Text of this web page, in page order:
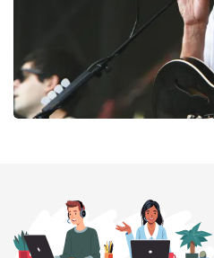
BESTEL NU